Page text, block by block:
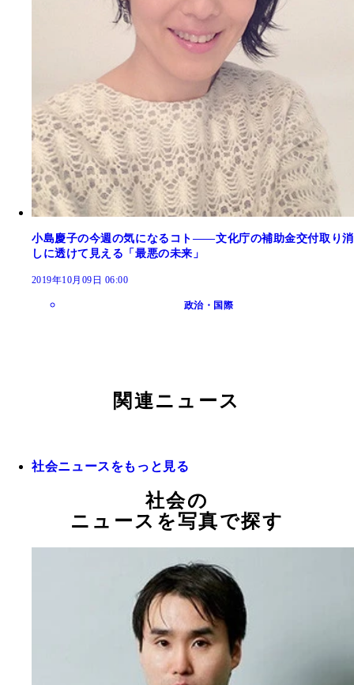
小島慶子の今週の気になるコト――文化庁の補助金交付取り消
しに透けて見える「最悪の未来」
2019年10月09日 06:00
政治・国際
関連ニュース
社会ニュースをもっと見る
社会の
ニュースを写真で探す